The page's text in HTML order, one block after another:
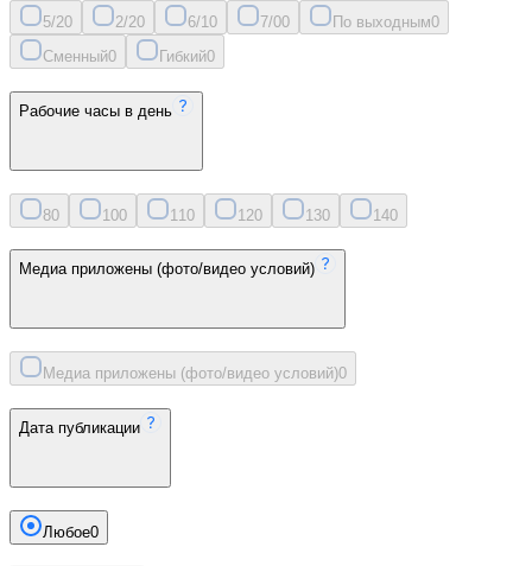
5/20 2/20 6/10 7/00 По выходным0
Сменный0 Гибкий0
Рабочие часы в день
80 100 11 0 120 130 140
Медиа приложены (фото/видео условий)
Медиа приложены (фото/видео условий)0
Дата публикации
Любое0